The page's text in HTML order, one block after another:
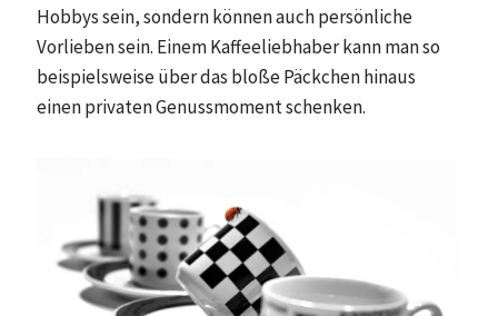
Hobbys sein, sondern können auch persönliche
Vorlieben sein. Einem Kaffeeliebhaber kann man so
beispielsweise über das bloße Päckchen hinaus
einen privaten Genussmoment schenken.